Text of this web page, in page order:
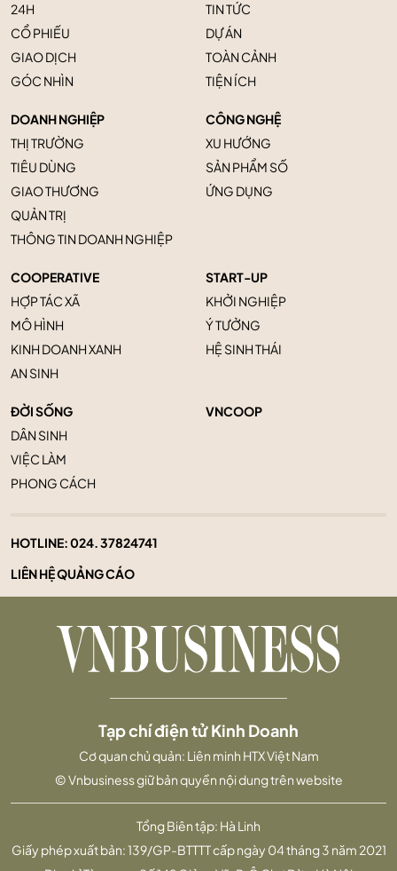
24H
CỔ PHIẾU
GIAO DỊCH
GÓC NHÌN
TIN TỨC
DỰ ÁN
TOÀN CẢNH
TIỆN ÍCH
DOANH NGHIỆP
THỊ TRƯỜNG
TIÊU DÙNG
GIAO THƯƠNG
QUẢN TRỊ
THÔNG TIN DOANH NGHIỆP
CÔNG NGHỆ
XU HƯỚNG
SẢN PHẨM SỐ
ỨNG DỤNG
COOPERATIVE
HỢP TÁC XÃ
MÔ HÌNH
KINH DOANH XANH
AN SINH
START-UP
KHỞI NGHIỆP
Ý TƯỞNG
HỆ SINH THÁI
ĐỜI SỐNG
DÂN SINH
VIỆC LÀM
PHONG CÁCH
VNCOOP
HOTLINE:024. 37824741
LIÊN HỆ QUẢNG CÁO
Tổng Biên tập: Hà Linh
Giấy phép xuất bản: 139/GP-BTTTT cấp ngày 04 tháng 3 năm 2021
Tạp chí điện tử Kinh Doanh
Cơ quan chủ quản: Liên minh HTX Việt Nam
© Vnbusiness giữ bản quyền nội dung trên website